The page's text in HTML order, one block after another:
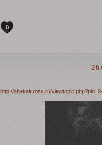
0
http://shakalcross.ru/